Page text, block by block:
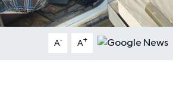
A- A+